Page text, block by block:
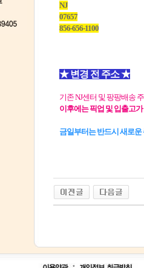
NJ
07657
856-656-1100
★ 변경 전 주소★
기존 NJ센터 및 팡팡배송
이후에는 픽업 및 입출고
금일부터는 반드시 새로운